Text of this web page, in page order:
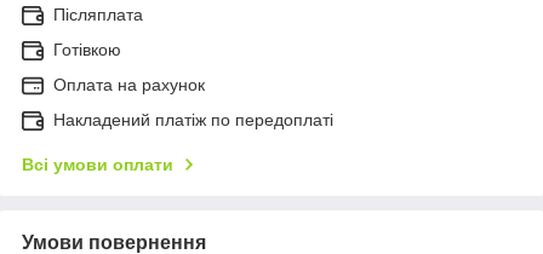
Післяплата
Готівкою
Оплата на рахунок
Накладений платіж по передоплаті
Всі умови оплати
Умови повернення